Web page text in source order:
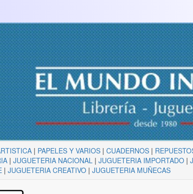
| PAPELES Y VARIOS |CUADERNOS |
| JUGUETERIA NACIONAL | JUGUETERIA IMPORTADO|
| JUGUETERIA CREATIVO| JUGUETERIA MUÑECAS